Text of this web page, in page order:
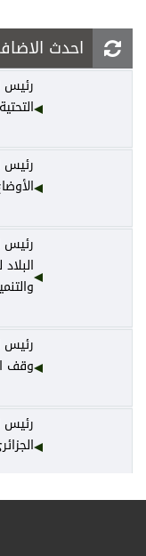
احدث
رئيس
رئيس
رئيس
رئيس
وقف
رئيس
رئيس